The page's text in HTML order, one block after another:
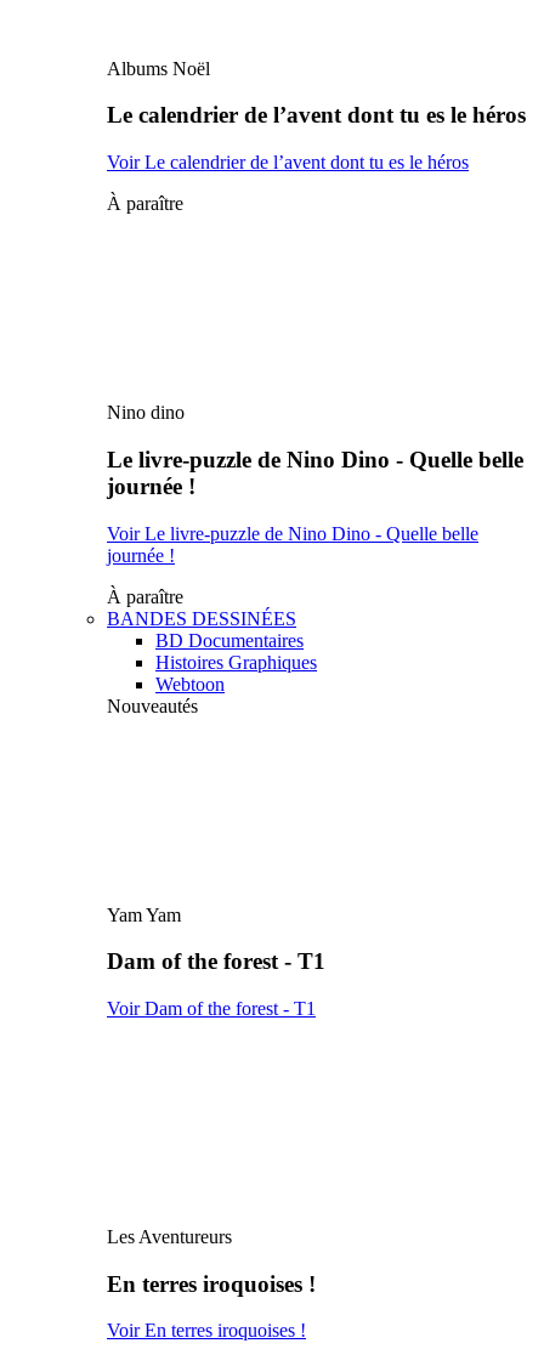
Albums Noël
Le calendrier de l’avent dont tu es le héros
Voir Le calendrier de l’avent dont tu es le héros
À paraître
Nino dino
Le livre-puzzle de Nino Dino - Quelle belle
journée !
Voir Le livre-puzzle de Nino Dino - Quelle belle
journée !
À paraître
BANDES DESSINÉES
BD Documentaires
Histoires Graphiques
Webtoon
Nouveautés
Yam Yam
Dam of the forest - T1
Voir Dam of the forest - T1
Les Aventureurs
En terres iroquoises !
Voir En terres iroquoises !